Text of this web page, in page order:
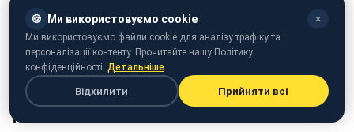
Яркие высказывания Виталия Кличко
🍪 Ми використовуємо cookie ✕
Ми використовуємо файли cookie для аналізу трафіку та
персоналізації контенту. Прочитайте нашу Політику
конфіденційності. Детальніше
Відхилити Прийняти всі